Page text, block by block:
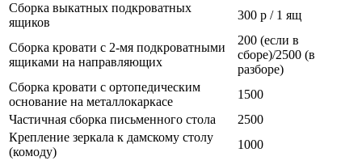
Сборка выкатных подкроватных
ящиков
300 р / 1 ящ
Сборка кровати с 2-мя подкроватными
ящиками на направляющих
200 (если в
сборе)/2500 (в
разборе)
Сборка кровати с ортопедическим
основание на металлокаркасе
1500
Частичная сборка письменного стола
2500
Крепление зеркала к дамскому столу
(комоду)
1000